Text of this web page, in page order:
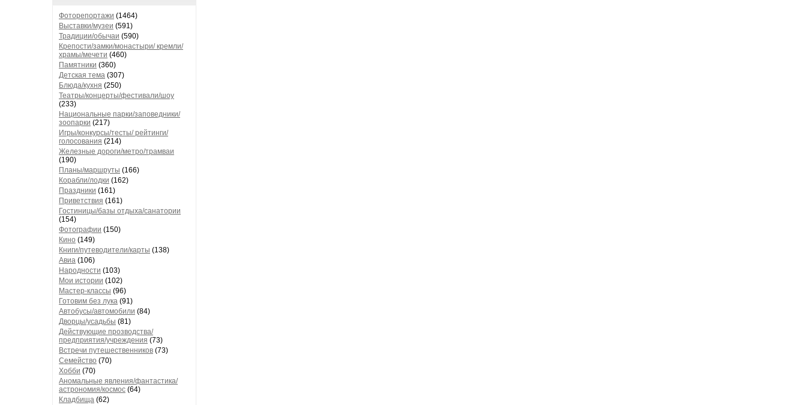
Фоторепортажи (1464)
Выставки/музеи (591)
Традиции/обычаи (590)
Крепости/замки/монастыри/ кремли/
храмы/мечети (460)
Памятники (360)
Детская тема (307)
Блюда/кухня (250)
Театры/концерты/фестивали/шоу
(233)
Национальные парки/заповедники/
зоопарки (217)
Игры/конкурсы/тесты/ рейтинги/
голосования (214)
Железные дороги/метро/трамваи
(190)
Планы/маршруты (166)
Корабли/лодки (162)
Праздники (161)
Приветствия (161)
Гостиницы/базы отдыха/санатории
(154)
Фотографии (150)
Кино (149)
Книги/путеводители/карты (138)
Авиа (106)
Народности (103)
Мои истории (102)
Мастер-классы (96)
Готовим без лука (91)
Автобусы/автомобили (84)
Дворцы/усадьбы (81)
Действующие прозводства/
предприятия/учреждения (73)
Встречи путешественников (73)
Семейство (70)
Хобби (70)
Аномальные явления/фантастика/
астрономия/космос (64)
Кладбища (62)